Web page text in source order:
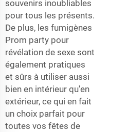
souvenirs inoubliables
pour tous les présents.
De plus, les fumigènes
Prom party pour
révélation de sexe sont
également pratiques
et sûrs à utiliser aussi
bien en intérieur qu'en
extérieur, ce qui en fait
un choix parfait pour
toutes vos fêtes de